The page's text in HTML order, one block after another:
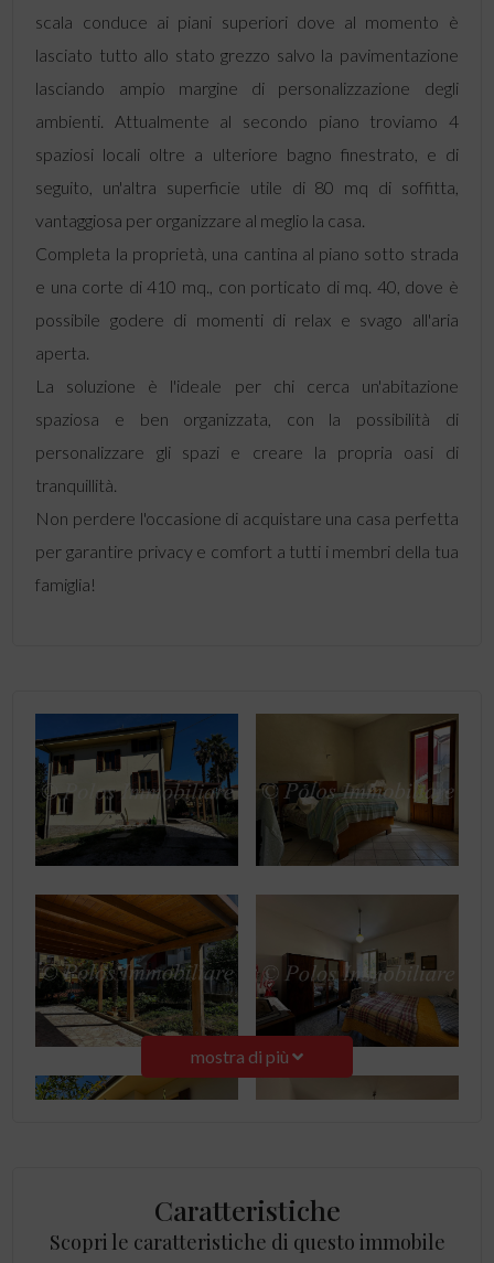
scala conduce ai piani superiori dove al momento è
lasciato tutto allo stato grezzo salvo la pavimentazione
lasciando ampio margine di personalizzazione degli
ambienti. Attualmente al secondo piano troviamo 4
spaziosi locali oltre a ulteriore bagno finestrato, e di
seguito, un'altra superficie utile di 80 mq di soffitta,
vantaggiosa per organizzare al meglio la casa.
Completa la proprietà, una cantina al piano sotto strada
e una corte di 410 mq., con porticato di mq. 40, dove è
possibile godere di momenti di relax e svago all'aria
aperta.
La soluzione è l'ideale per chi cerca un'abitazione
spaziosa e ben organizzata, con la possibilità di
personalizzare gli spazi e creare la propria oasi di
tranquillità.
Non perdere l'occasione di acquistare una casa perfetta
per garantire privacy e comfort a tutti i membri della tua
famiglia!
mostra di più
Caratteristiche
Scopri le caratteristiche di questo immobile